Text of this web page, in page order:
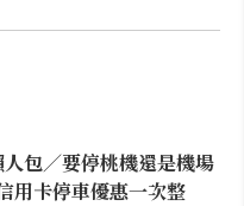
包／要停桃機還是機場
用卡停車優惠一次整